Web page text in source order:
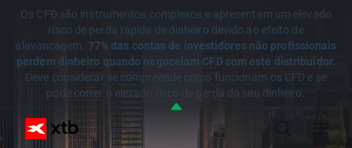
Os CFD são instrumentos complexos e apresentam um elevado
risco de perda rápida de dinheiro devido ao efeito de
alavancagem. 77% das contas de investidores não profissionais
perdem dinheiro quando negoceiam CFD com este distribuidor.
Deve considerar se compreende como funcionam os CFD e se
pode correr o elevado risco de perda do seu dinheiro.